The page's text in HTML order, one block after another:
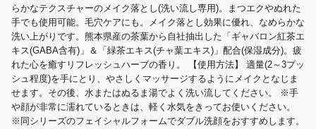
らかなテクスチャーのメイク落とし(洗い流し専用)。まつエクやぬれた
手でも使用可能。毛穴ケアにも。メイク落とし効果に優れ、なめらかな
洗い上がりです。熊本県産の茶葉から自社抽出した「ギャバロン紅茶エ
キス(GABA含有)」＆「緑茶エキス(チャ葉エキス)」配合(保湿成分)。疲
れた心を癒すリフレッシュハーブの香り。 【使用方法】 適量(2～3プッ
シュ程度)を手にとり、やさしくマッサージするようにメイクとなじま
せます。その後、水またはぬるま湯でよく洗い流してください。 ※手
や顔が非常に濡れているときは、軽く水気をきってお使いください。
※同シリーズのフェイシャルフォームでダブル洗顔をおすすめします。